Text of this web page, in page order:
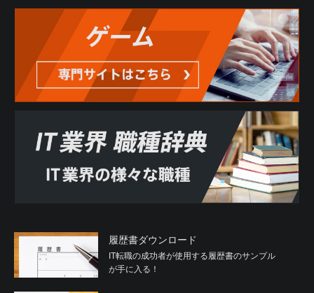
履歴書ダウンロード
IT転職の成功者が使用する履歴書のサンプル
が手に入る！